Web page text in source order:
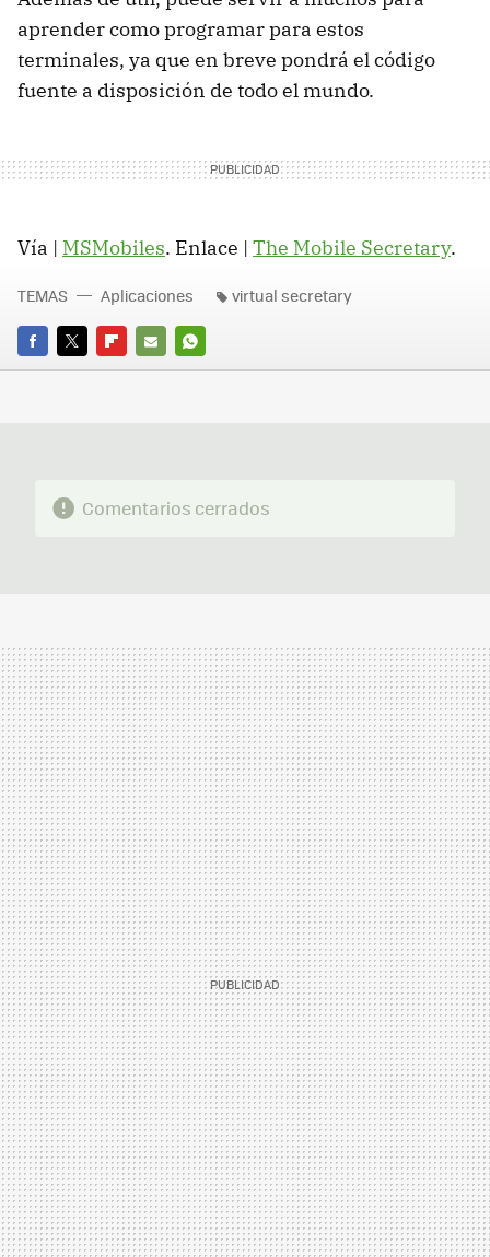
aprender como programar para estos
terminales, ya que en breve pondrá el código
fuente a disposición de todo el mundo.
Vía | MSMobiles. Enlace | The Mobile Secretary.
FACEBOOK
TWITTERFLIPBOARD
E-
WHATSAPP
TEMAS Aplicaciones virtual secretary
Comentarios cerrados